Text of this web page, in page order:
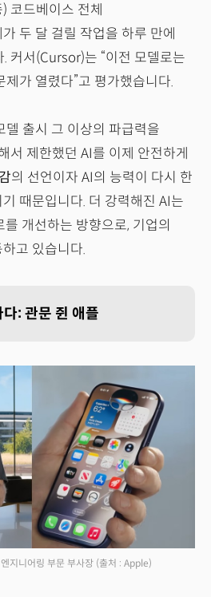
코드베이스 전체
두 달 걸릴 작업을 하루 만에
커서(Cursor)는 “이전 모델로는
가 열렸다”고 평가했습니다.
델 출시 그 이상의 파급력을
서 제한했던 AI를 이제 안전하게
의 선언이자 AI의 능력이 다시 한
때문입니다. 더 강력해진 AI는
개선하는 방향으로, 기업의
고 있습니다.
: 관문 쥔 애플
지니어링 부문 부사장 (출처 : Apple)